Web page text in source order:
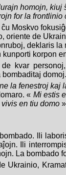
homojn, kiuj
for la frontlinio
ĉu Moskvo
oriente de
deklaris
kunporti
kvar
domoj.
la fenestroj
« Mi estis
en tiu domo
Ili
Ili
La bombado
Ukrainio,